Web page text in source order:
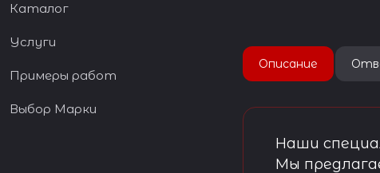
Описание
Наши
Мы
Каталог
Услуги
Примеры работ
Выбор Марки